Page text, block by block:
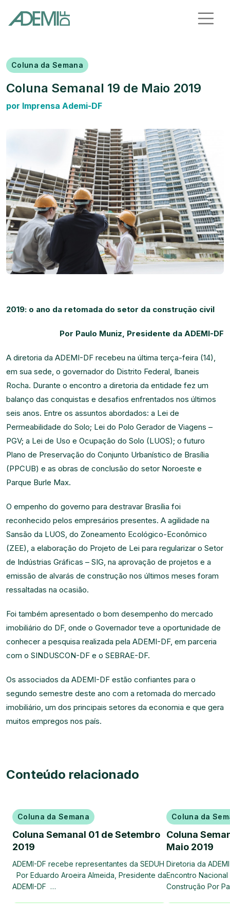
Coluna da Semana
Coluna Semanal 19 de Maio 2019
por Imprensa Ademi-DF
2019: o ano da retomada do setor da construção civil
Por Paulo Muniz, Presidente da ADEMI-DF
A diretoria da ADEMI-DF recebeu na última terça-feira (14),
em sua sede, o governador do Distrito Federal, Ibaneis
Rocha. Durante o encontro a diretoria da entidade fez um
balanço das conquistas e desafios enfrentados nos últimos
seis anos. Entre os assuntos abordados: a Lei de
Permeabilidade do Solo; Lei do Polo Gerador de Viagens –
PGV; a Lei de Uso e Ocupação do Solo (LUOS); o futuro
Plano de Preservação do Conjunto Urbanístico de Brasília
(PPCUB) e as obras de conclusão do setor Noroeste e
Parque Burle Max.
O empenho do governo para destravar Brasília foi
reconhecido pelos empresários presentes. A agilidade na
Sansão da LUOS, do Zoneamento Ecológico-Econômico
(ZEE), a elaboração do Projeto de Lei para regularizar o Setor
de Indústrias Gráficas – SIG, na aprovação de projetos e a
emissão de alvarás de construção nos últimos meses foram
ressaltadas na ocasião.
Foi também apresentado o bom desempenho do mercado
imobiliário do DF, onde o Governador teve a oportunidade de
conhecer a pesquisa realizada pela ADEMI-DF, em parceria
com o SINDUSCON-DF e o SEBRAE-DF.
Os associados da ADEMI-DF estão confiantes para o
segundo semestre deste ano com a retomada do mercado
imobiliário, um dos principais setores da economia e que gera
muitos empregos nos país.
Conteúdo relacionado
Coluna da Semana
Coluna Semanal 01 de Setembro
2019
ADEMI-DF recebe representantes da SEDUH
Por Eduardo Aroeira Almeida, Presidente da
ADEMI-DF …
Coluna da
Coluna
Maio 2019
Diretoria da
Encontro
Construção Por